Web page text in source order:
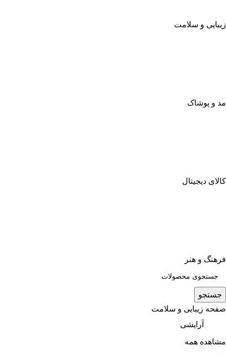
زیبایی و سلامت
مد و پوشاک
کالای دیجیتال
فرهنگ و هنر
جستجو
صفحه زیبایی و سلامت
آرایشی
مشاهده همه